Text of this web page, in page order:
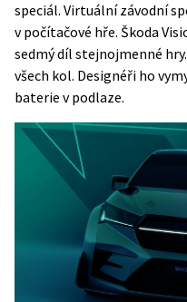
speciál. Virtuální závodní
v počítačové hře. Škoda
sedmý díl stejnojmenné
všech kol. Designéři ho
baterie v podlaze.